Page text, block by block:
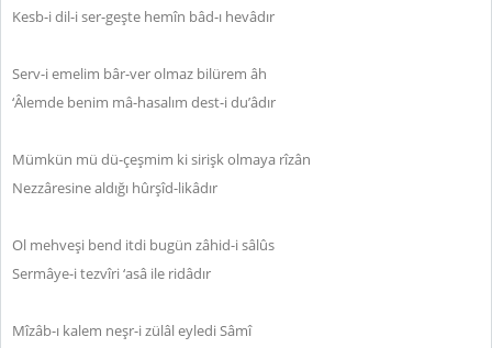
Kesb-i dil-i ser-geşte hemîn bâd-ı hevâdır
Serv-i emelim bâr-ver olmaz bilürem âh
‘Âlemde benim mâ-hasalım dest-i du’âdır
Mümkün mü dü-çeşmim ki sirişk olmaya rîzân
Nezzâresine aldığı hûrşîd-likâdır
Ol mehveşi bend itdi bugün zâhid-i sâlûs
Sermâye-i tezvîri ‘asâ ile ridâdır
Mîzâb-ı kalem neşr-i zülâl eyledi Sâmî